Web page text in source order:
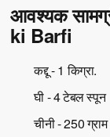
आवश्यक
ki Barfi
कद्दू - 1 किग्रा.
घी - 4 टेबल स्पून
चीनी - 250 ग्राम